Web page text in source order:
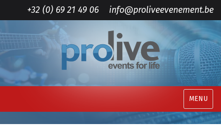
+32 (0) 69 21 49 06 info@proliveevenement.be
MENU